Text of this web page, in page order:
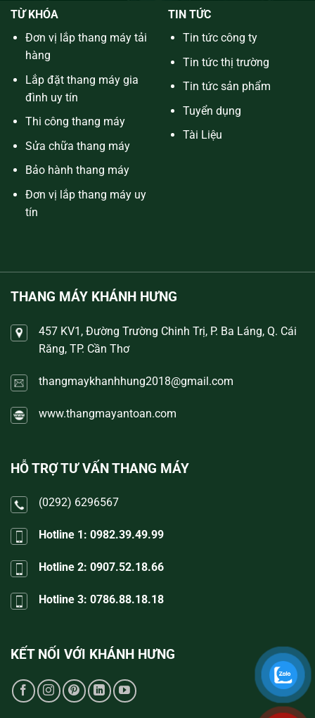
TỪ KHÓA
Đơn vị lắp thang máy tải
hàng
Lắp đặt thang máy gia
đình uy tín
Thi công thang máy
Sửa chữa thang máy
Bảo hành thang máy
Đơn vị lắp thang máy uy
tín
TIN TỨC
Tin tức công ty
Tin tức thị trường
Tin tức sản phẩm
Tuyển dụng
Tài Liệu
THANG MÁY KHÁNH HƯNG
457 KV1, Đường Trường Chinh Trị, P. Ba Láng, Q. Cái
Răng, TP. Cần Thơ
thangmaykhanhhung2018@gmail.com
www.thangmayantoan.com
HỖ TRỢ TƯ VẤN THANG MÁY
(0292) 6296567
Hotline 1: 0982.39.49.99
Hotline 2: 0907.52.18.66
Hotline 3: 0786.88.18.18
KẾT NỐI VỚI KHÁNH HƯNG